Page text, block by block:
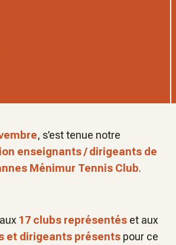
, s’est tenue notre
enseignants / dirigeants de
Ménimur Tennis Club.
17 clubs représentés et aux
et dirigeants présents pour ce